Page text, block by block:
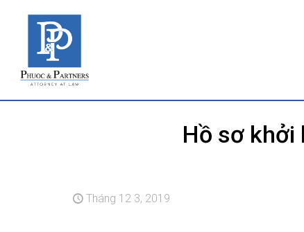
Hồ sơ khởi
Tháng 12 3, 2019